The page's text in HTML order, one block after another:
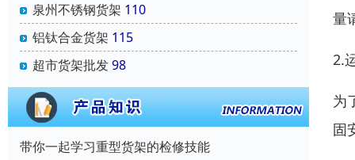
泉州不锈钢货架 110
铝钛合金货架 115
超市货架批发98
带你一起学习重型货架的检修技能
量
2.
为
固